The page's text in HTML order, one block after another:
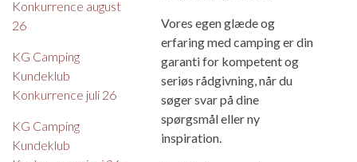
Konkurrence august
26
KG Camping
Kundeklub
Konkurrence juli 26
KG Camping
Kundeklub
Vores egen glæde og
erfaring med camping er din
garanti for kompetent og
seriøs rådgivning, når du
søger svar på dine
spørgsmål eller ny
inspiration.